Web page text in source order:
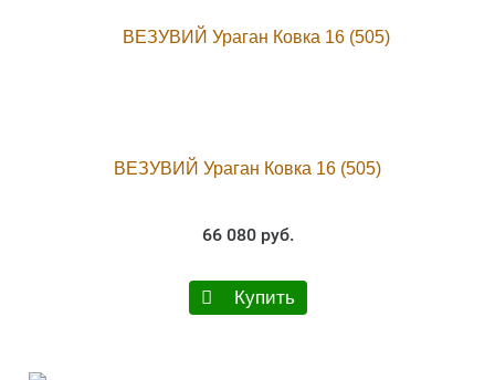
ВЕЗУВИЙ Ураган Ковка 16 (505)
66 080 руб.
Купить